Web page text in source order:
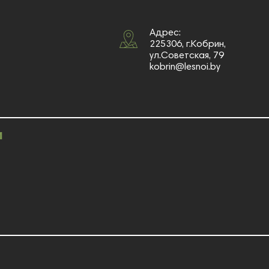
Адрес:
225306, г.Кобрин,
ул.Советская, 79
kobrin@lesnoi.by